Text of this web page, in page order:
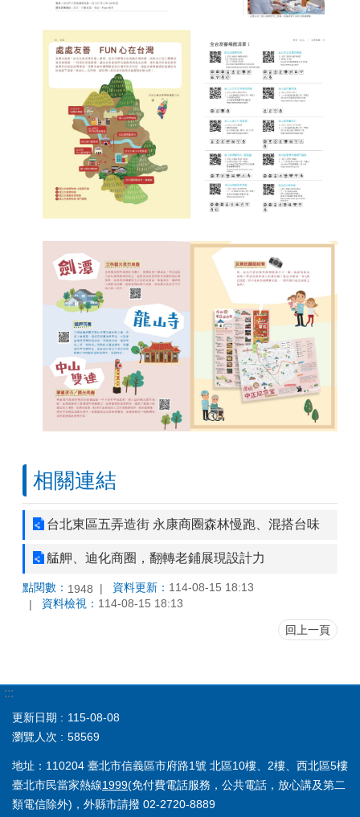
相關連結
台北東區五弄造街 永康商圈森林慢跑、混搭台味
艋舺、迪化商圈，翻轉老鋪展現設計力
點閱數： 1948 資料更新： 114-08-15 18:13
資料檢視： 114-08-15 18:13
回上一頁
:::
更新日期
115-08-08
瀏覽人次
58569
地址：110204 臺北市信義區市府路1號 北區10樓、2樓、西北區5樓
臺北市民當家熱線1999(免付費電話服務，公共電話，放心講及第二
類電信除外)，外縣市請撥 02-2720-8889